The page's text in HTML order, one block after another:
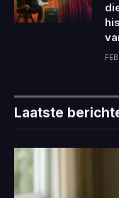
Laatste